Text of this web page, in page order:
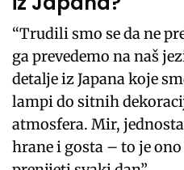
“Trudili smo se da ne
ga prevedemo na naš
detalje iz Japana koje
lampi do sitnih
atmosfera. Mir,
hrane i gosta – to je